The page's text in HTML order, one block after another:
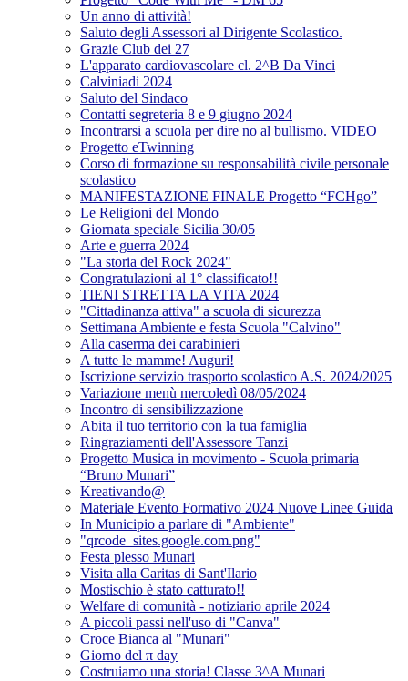
Un anno di attività!
Saluto degli Assessori al Dirigente Scolastico.
Grazie Club dei 27
L'apparato cardiovascolare cl. 2^B Da Vinci
Calviniadi 2024
Saluto del Sindaco
Contatti segreteria 8 e 9 giugno 2024
Incontrarsi a scuola per dire no al bullismo. VIDEO
Progetto eTwinning
Corso di formazione su responsabilità civile personale
scolastico
MANIFESTAZIONE FINALE Progetto “FCHgo”
Le Religioni del Mondo
Giornata speciale Sicilia 30/05
Arte e guerra 2024
"La storia del Rock 2024"
Congratulazioni al 1° classificato!!
TIENI STRETTA LA VITA 2024
"Cittadinanza attiva" a scuola di sicurezza
Settimana Ambiente e festa Scuola "Calvino"
Alla caserma dei carabinieri
A tutte le mamme! Auguri!
Iscrizione servizio trasporto scolastico A.S. 2024/2025
Variazione menù mercoledì 08/05/2024
Incontro di sensibilizzazione
Abita il tuo territorio con la tua famiglia
Ringraziamenti dell'Assessore Tanzi
Progetto Musica in movimento - Scuola primaria
“Bruno Munari”
Kreativando@
Materiale Evento Formativo 2024 Nuove Linee Guida
In Municipio a parlare di "Ambiente"
"qrcode_sites.google.com.png"
Festa plesso Munari
Visita alla Caritas di Sant'Ilario
Mostischio è stato catturato!!
Welfare di comunità - notiziario aprile 2024
A piccoli passi nell'uso di "Canva"
Croce Bianca al "Munari"
Giorno del π day
Costruiamo una storia! Classe 3^A Munari